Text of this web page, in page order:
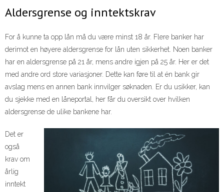
Aldersgrense og inntektskrav
For å kunne ta opp lån må du være minst 18 år. Flere banker har
derimot en høyere aldersgrense for lån uten sikkerhet. Noen banker
har en aldersgrense på 21 år, mens andre igjen på 25 år. Her er det
med andre ord store variasjoner. Dette kan føre til at én bank gir
avslag mens en annen bank innvilger søknaden. Er du usikker, kan
du sjekke med en låneportal, her får du oversikt over hvilken
aldersgrense de ulike bankene har.
Det er
også
krav om
årlig
inntekt